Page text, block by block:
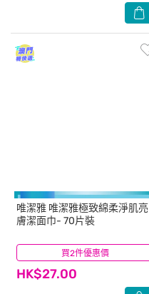
買2件優惠價
唯潔雅 唯潔雅極致綿柔淨肌亮
膚潔面巾- 70片裝
HK$27.00
(7)